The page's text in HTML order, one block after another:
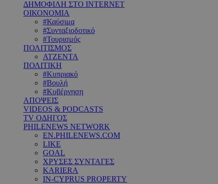
ΔΗΜΟΦΙΛΗ ΣΤΟ INTERNET
ΟΙΚΟΝΟΜΙΑ
#Καύσιμα
#Συνταξιοδοτικό
#Τουρισμός
ΠΟΛΙΤΙΣΜΟΣ
ΑΤΖΕΝΤΑ
ΠΟΛΙΤΙΚΗ
#Κυπριακό
#Βουλή
#Κυβέρνηση
ΑΠΟΨΕΙΣ
VIDEOS & PODCASTS
TV ΟΔΗΓΟΣ
PHILENEWS NETWORK
EN.PHILENEWS.COM
LIKE
GOAL
ΧΡΥΣΕΣ ΣΥΝΤΑΓΕΣ
KARIERA
IN-CYPRUS PROPERTY